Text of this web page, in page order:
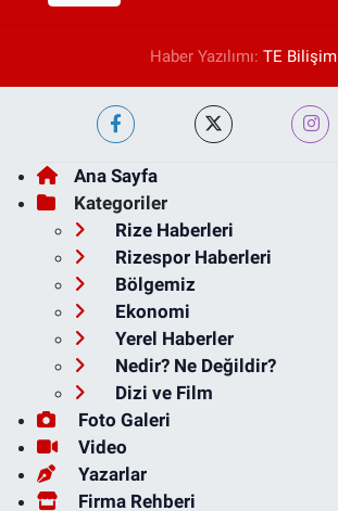
Haber Yazılımı: TE Bilişim
Ana Sayfa
Kategoriler
Rize Haberleri
Rizespor Haberleri
Bölgemiz
Ekonomi
Yerel Haberler
Nedir? Ne Değildir?
Dizi ve Film
Foto Galeri
Video
Yazarlar
Firma Rehberi